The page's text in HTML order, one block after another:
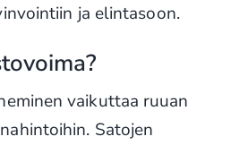
ja elintasoon.
vaikuttaa ruuan
Satojen